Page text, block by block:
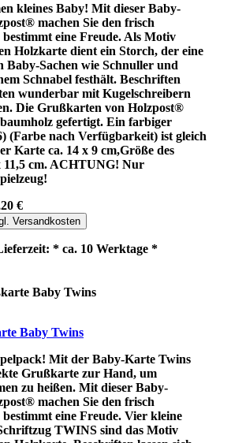
kleines Baby! Mit dieser Baby-
machen Sie den frisch
eine Freude. Als Motiv
Holzkarte dient ein Storch, der eine
Baby-Sachen wie Schnuller und
Schnabel festhält. Beschriften
wunderbar mit Kugelschreibern
Die Grußkarten von Holzpost®
gefertigt. Ein farbiger
(Farbe nach Verfügbarkeit) ist gleich
Karte ca. 14 x 9 cm,Größe des
11,5 cm. ACHTUNG! Nur
€
Versandkosten
* ca. 10 Werktage *
Baby Twins
Mit der Baby-Karte Twins
Grußkarte zur Hand, um
zu heißen. Mit dieser Baby-
machen Sie den frisch
eine Freude. Vier kleine
TWINS sind das Motiv